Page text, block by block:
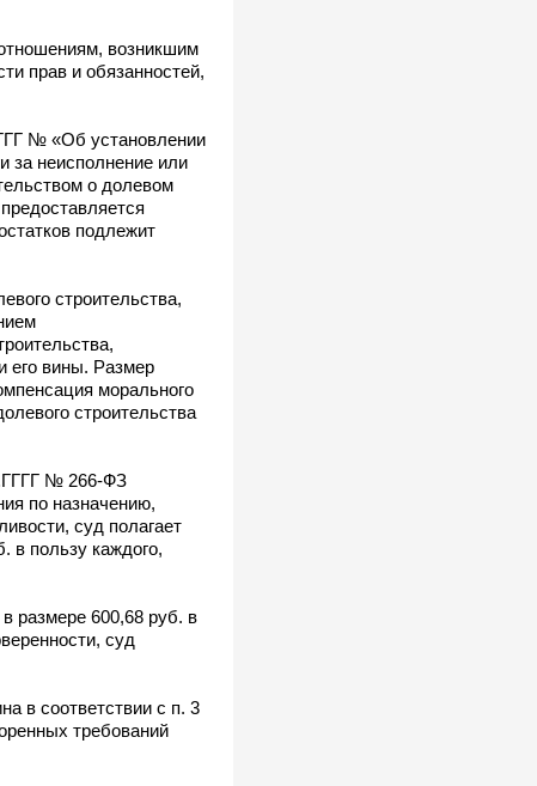
возникшим
прав и обязанностей,
№ «Об установлении
за неисполнение или
о долевом
подлежит
строительства,
его вины. Размер
морального
строительства
№ 266-ФЗ
по назначению,
суд полагает
в пользу каждого,
размере 600,68 руб. в
суд
в соответствии с п. 3
требований